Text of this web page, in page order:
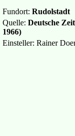
Fundort: Rudolstadt
Quelle: Deutsche
1966)
Einsteller: Rainer